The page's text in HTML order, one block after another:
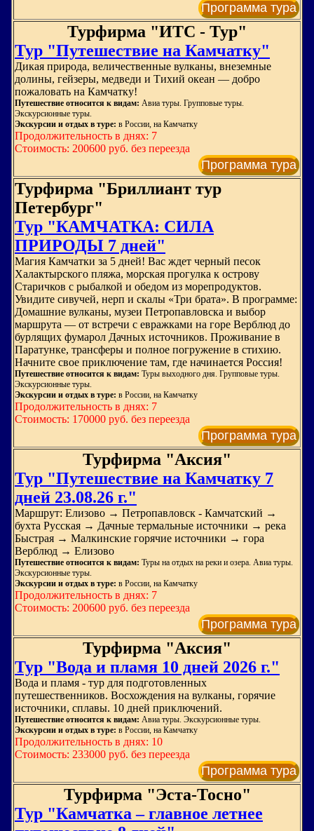
Программа тура
Турфирма "ИТС - Тур"
Тур "Путешествие на Камчатку"
Дикая природа, величественные вулканы, внеземные
долины, гейзеры, медведи и Тихий океан — добро
пожаловать на Камчатку!
Путешествие относится к видам: Авиа туры. Групповые туры.
Экскурсионные туры.
Экскурсии и отдых в туре: в России, на Камчатку
Продолжительность в днях: 7
Стоимость: 200600 руб. без переезда
Программа тура
Турфирма "Бриллиант тур
Петербург"
Тур "КАМЧАТКА: СИЛА
ПРИРОДЫ 7 дней"
Магия Камчатки за 5 дней! Вас ждет черный песок
Халактырского пляжа, морская прогулка к острову
Старичков с рыбалкой и обедом из морепродуктов.
Увидите сивучей, нерп и скалы «Три брата». В программе:
Домашние вулканы, музеи Петропавловска и выбор
маршрута — от встречи с евражками на горе Верблюд до
бурлящих фумарол Дачных источников. Проживание в
Паратунке, трансферы и полное погружение в стихию.
Начните свое приключение там, где начинается Россия!
Путешествие относится к видам: Туры выходного дня. Групповые туры.
Экскурсионные туры.
Экскурсии и отдых в туре: в России, на Камчатку
Продолжительность в днях: 7
Стоимость: 170000 руб. без переезда
Программа тура
Турфирма "Аксия"
Тур "Путешествие на Камчатку 7
дней 23.08.26 г."
Маршрут: Елизово → Петропавловск - Камчатский →
бухта Русская → Дачные термальные источники → река
Быстрая → Малкинские горячие источники → гора
Верблюд → Елизово
Путешествие относится к видам: Туры на отдых на реки и озера. Авиа туры.
Экскурсионные туры.
Экскурсии и отдых в туре: в России, на Камчатку
Продолжительность в днях: 7
Стоимость: 200600 руб. без переезда
Программа тура
Турфирма "Аксия"
Тур "Вода и пламя 10 дней 2026 г."
Вода и пламя - тур для подготовленных
путешественников. Восхождения на вулканы, горячие
источники, сплавы. 10 дней приключений.
Путешествие относится к видам: Авиа туры. Экскурсионные туры.
Экскурсии и отдых в туре: в России, на Камчатку
Продолжительность в днях: 10
Стоимость: 233000 руб. без переезда
Программа тура
Турфирма "Эста-Тосно"
Тур "Камчатка – главное летнее